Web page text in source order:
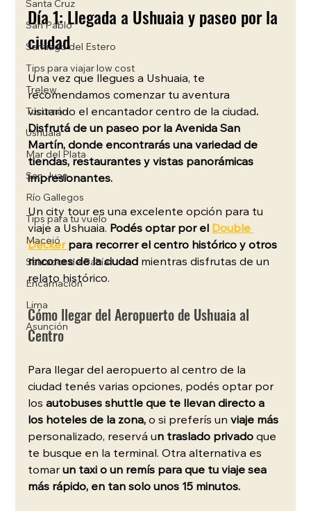
Santa Cruz
San Pablo
Santiago del Estero
Tips para viajar low cost
Trelew
Tucumán
Ushuaia
Mar del Plata
San Juan
Río Gallegos
Tips para tu vuelo
Maceió
Salvador de Bahía
Encarnación
Lima
Asunción
Día 1: Llegada a Ushuaia y paseo por la
ciudad
Una vez que llegues a Ushuaia, te
recomendamos comenzar tu aventura
visitando el encantador centro de la ciudad.
Disfrutá de un paseo por la Avenida San
Martín, donde encontrarás una variedad de
tiendas, restaurantes y vistas panorámicas
impresionantes.
Un city tour es una excelente opción para tu
viaje a Ushuaia. Podés optar por el
Double
Decker para recorrer el centro histórico y otros
rincones de la ciudad mientras disfrutas de un
relato histórico.
Cómo llegar del Aeropuerto de Ushuaia al
Centro
Para llegar del aeropuerto al centro de la
ciudad tenés varias opciones, podés optar por
los autobuses shuttle que te llevan directo a
los hoteles de la zona, o si preferís un viaje más
personalizado, reservá un traslado privado que
te busque en la terminal. Otra alternativa es
tomar un taxi o un remís para que tu viaje sea
más rápido, en tan solo unos 15 minutos.